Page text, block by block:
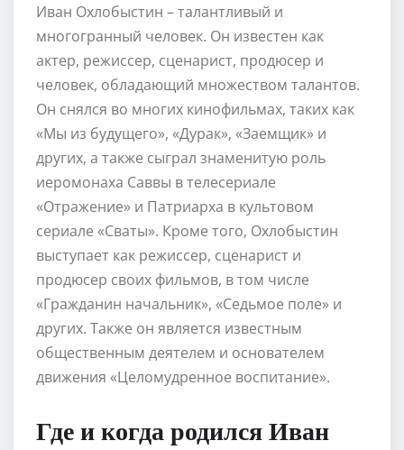
Иван Охлобыстин – талантливый и
многогранный человек. Он известен как
актер, режиссер, сценарист, продюсер и
человек, обладающий множеством талантов.
Он снялся во многих кинофильмах, таких как
«Мы из будущего», «Дурак», «Заемщик» и
других, а также сыграл знаменитую роль
иеромонаха Саввы в телесериале
«Отражение» и Патриарха в культовом
сериале «Сваты». Кроме того, Охлобыстин
выступает как режиссер, сценарист и
продюсер своих фильмов, в том числе
«Гражданин начальник», «Седьмое поле» и
других. Также он является известным
общественным деятелем и основателем
движения «Целомудренное воспитание».
Где и когда родился Иван